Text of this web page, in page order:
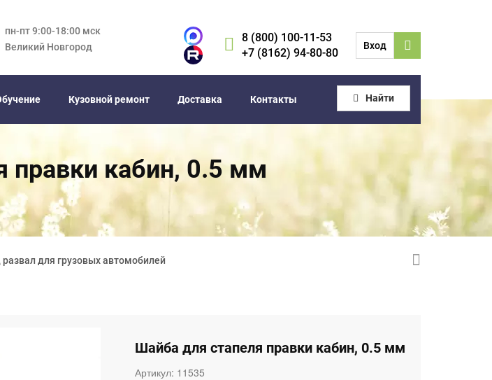
пн-пт 9:00-18:00 мск
Великий Новгород
8 (800) 100-11-53
+7 (8162) 94-80-80
Вход
Кузовной ремонт Доставка Контакты Найти
правки кабин, 0.5 мм
для грузовых автомобилей
Шайба для стапеля правки кабин, 0.5 мм
Артикул: 11535